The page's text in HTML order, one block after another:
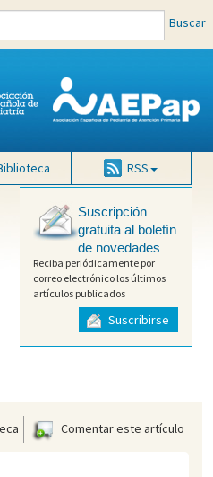
Buscar
RSS
Suscripción
gratuita al boletín
de novedades
Reciba periódicamente por
correo electrónico los últimos
artículos publicados
Suscribirse
Comentar este artículo